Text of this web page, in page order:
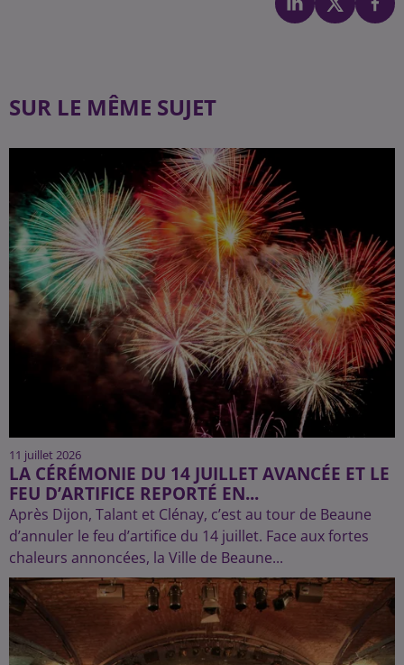
SUR LE MÊME SUJET
11 juillet 2026
LA CÉRÉMONIE DU 14 JUILLET AVANCÉE ET LE
FEU D’ARTIFICE REPORTÉ EN...
Après Dijon, Talant et Clénay, c’est au tour de Beaune
d’annuler le feu d’artifice du 14 juillet. Face aux fortes
chaleurs annoncées, la Ville de Beaune...